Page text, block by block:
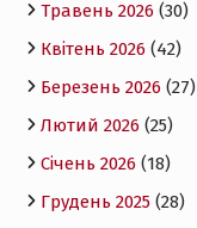
Травень 2026(30)
Квітень 2026(42)
Березень 2026(27)
Лютий 2026(25)
Січень 2026(18)
Грудень 2025(28)